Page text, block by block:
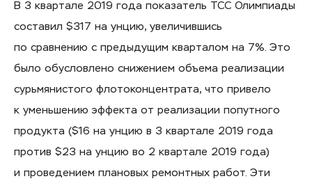
В 3 квартале 2019 года показатель ТСС Олимпиады
составил $317 на унцию, увеличившись
по сравнению с предыдущим кварталом на 7%. Это
было обусловлено снижением объема реализации
сурьмянистого флотоконцентрата, что привело
к уменьшению эффекта от реализации попутного
продукта ($16 на унцию в 3 квартале 2019 года
против $23 на унцию во 2 квартале 2019 года)
и проведением плановых ремонтных работ. Эти